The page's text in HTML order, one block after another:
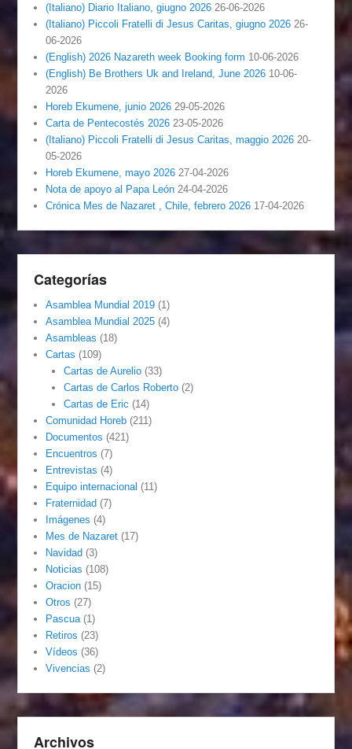
(Italiano) Diario Italiano, giugno 2026 26-06-2026
(Italiano) Piccoli Fratelli di Jesus Caritas, giugno 2026 26-
06-2026
(English) 2026 Nazareth week Booking form 10-06-2026
(English) Be Brothers Uk and Ireland, June 2026 10-06-
2026
Horeb Ekumene, junio 2026 29-05-2026
Carta de Pentecostés 2026 23-05-2026
(Italiano) Piccoli Fratelli di Jesus Caritas, maggio 2026 20-
05-2026
Horeb Ekumene, mayo 2026 27-04-2026
Nota de apoyo al Papa León 24-04-2026
Crónica Mes de Nazaret , Chile, febrero 2026 17-04-2026
Categorías
Asamblea Mundial 2019 (1)
Asamblea Mundial 2025 (4)
Asambleas (18)
Cartas (109)
Cartas de Aurelio(33)
Cartas de Carlos Roberto(2)
Cartas de Eric (14)
Comunidad Horeb (211)
Documentos (421)
Encuentros (7)
Entrevistas (4)
Equipo internacional (11)
Fraternidad (7)
Imágenes (4)
Mes de Nazaret (17)
Navidad (3)
Noticias (108)
Oracion (15)
Otros (27)
Pascua (1)
Retiros (23)
Vídeos (36)
Vivencias (2)
Archivos